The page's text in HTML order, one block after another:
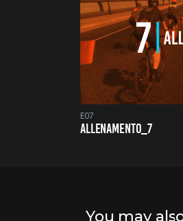
E07
ALLENAMENTO_7
You may